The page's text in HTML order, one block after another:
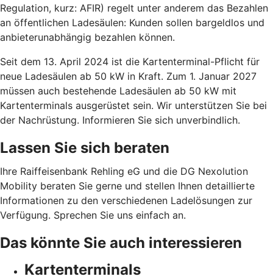
Regulation, kurz: AFIR) regelt unter anderem das Bezahlen
an öffentlichen Ladesäulen: Kunden sollen bargeldlos und
anbieterunabhängig bezahlen können.
Seit dem 13. April 2024 ist die Kartenterminal-Pflicht für
neue Ladesäulen ab 50 kW in Kraft. Zum 1. Januar 2027
müssen auch bestehende Ladesäulen ab 50 kW mit
Kartenterminals ausgerüstet sein. Wir unterstützen Sie bei
der Nachrüstung. Informieren Sie sich unverbindlich.
Lassen Sie sich beraten
Ihre Raiffeisenbank Rehling eG und die DG Nexolution
Mobility beraten Sie gerne und stellen Ihnen detaillierte
Informationen zu den verschiedenen Ladelösungen zur
Verfügung. Sprechen Sie uns einfach an.
Das könnte Sie auch interessieren
Kartenterminals